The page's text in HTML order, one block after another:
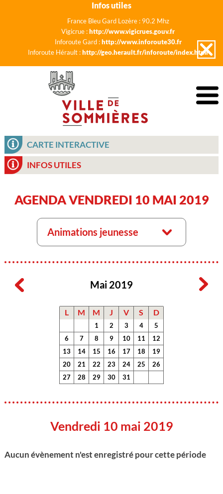
Infos utiles
France Bleu Gard Lozère : 90.2 Mhz
Vigicrue :http://www.vigicrues.gouv.fr
Inforoute Gard :http://www.inforoute30.fr
Inforoute Hérault :http://geo.herault.fr/inforoute/index.html
CARTE INTERACTIVE
INFOS UTILES
AGENDA VENDREDI 10 MAI 2019
Animations jeunesse
Mai 2019
L M M J V S D
1 2 3 4
5
6
7 8 9 10 11
12
13
14 15 16 17 18
19
20
21 22 23 24 25
26
27
28 29 30 31
Vendredi 10 mai 2019
Aucun évènement n'est enregistré pour cette période